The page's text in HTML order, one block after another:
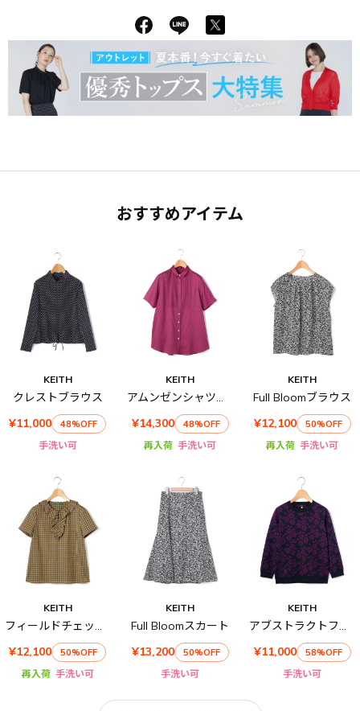
おすすめアイテム
KEITH
クレストブラウス
¥11,000
48%OFF
手洗い可
KEITH
アムンゼンシャツブラウス
¥14,300
48%OFF
再入荷 手洗い可
KEITH
Full Bloomブラウス
¥12,100
50%OFF
再入荷 手洗い可
KEITH
フィールドチェックブラウス
¥12,100
50%OFF
再入荷 手洗い可
KEITH
Full Bloomスカート
¥13,200
50%OFF
手洗い可
KEITH
アブストラクトフラワーニット
¥11,000
58%OFF
手洗い可